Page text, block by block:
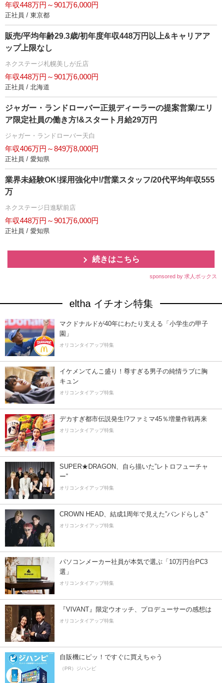
年収448万円～901万6,000円
正社員 / 東京都
販売/平均年齢29.3歳/初年度年収448万円以上&キャリアア
ップ上限なし
ネクステージ札幌美しが丘店
年収448万円～901万6,000円
正社員 / 北海道
ジャガー・ランドローバー正規ディーラーの提案営業/エリ
ア限定社員の働き方!&スタート月給29万円
ジャガー・ランドローバー天白
年収406万円～849万8,000円
正社員 / 愛知県
業界未経験OK!採用強化中!/営業スタッフ/20代平均年収555
万
ネクステージ日進駅前店
年収448万円～901万6,000円
正社員 / 愛知県
続きはこちら
sponsored by 求人ボックス
eltha イチオシ特集
マクドナルドが40年にわたり支える「小学生の甲子
園」
オリコンタイアップ特集
イケメンてんこ盛り！尊すぎる男子の純情ラブに胸
キュン
オリコンタイアップ特集
デカすぎ都市伝説発生!?ファミマ45％増量作戦再来
オリコンタイアップ特集
SUPER★DRAGON、自ら描いた”レトロフューチャ
ー”
オリコンタイアップ特集
CROWN HEAD、結成1周年で見えた”バンドらしさ”
オリコンタイアップ特集
パソコンメーカー社員が本気で選ぶ「10万円台PC3
選」
オリコンタイアップ特集
『VIVANT』限定ウオッチ、プロデューサーの感想は
オリコンタイアップ特集
自販機にピッ！ですぐに買えちゃう
（PR）ジハンピ